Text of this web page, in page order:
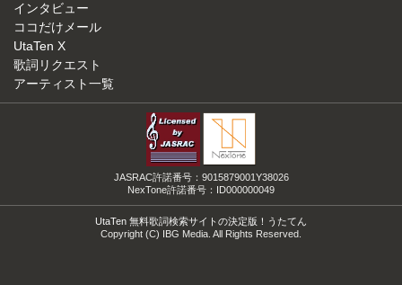
インタビュー
ココだけメール
UtaTen X
歌詞リクエスト
アーティスト一覧
JASRAC許諾番号：9015879001Y38026
NexTone許諾番号：ID000000049
UtaTen 無料歌詞検索サイトの決定版！うたてん
Copyright (C) IBG Media. All Rights Reserved.